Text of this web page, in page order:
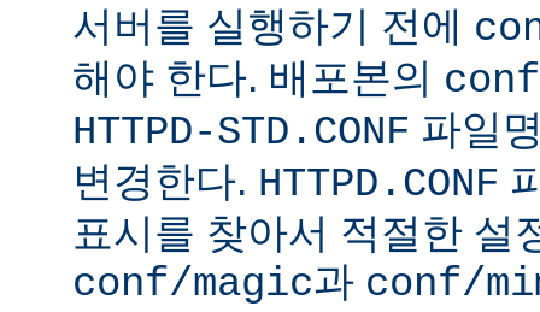
서버를 실행하기 전에
해야 한다. 배포본의 conf
HTTPD-STD.CONF 파일
변경한다. HTTPD.CONF
표시를 찾아서 적절한 설
conf/magic과 conf/